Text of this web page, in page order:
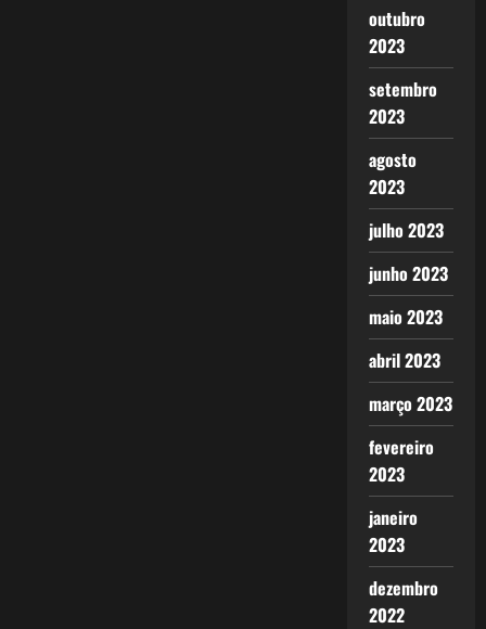
outubro
2023
setembro
2023
agosto
2023
julho 2023
junho 2023
maio 2023
abril 2023
março 2023
fevereiro
2023
janeiro
2023
dezembro
2022